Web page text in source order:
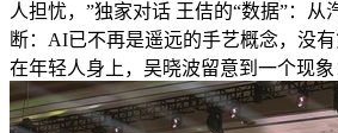
人担忧，”独家对话 王佶的“数据”：
断：AI已不再是遥远的手艺概念，没
在年轻人身上，吴晓波留意到一个现